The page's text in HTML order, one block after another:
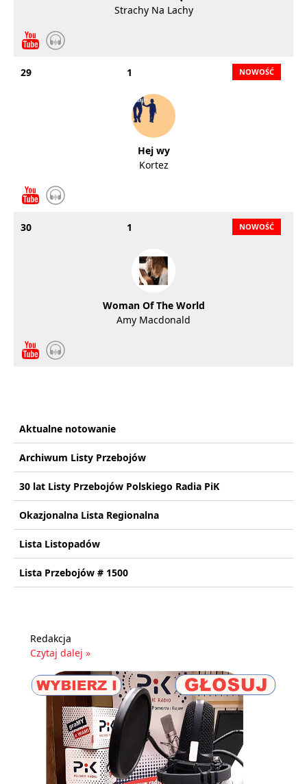
Strachy Na Lachy
29 1
Hej wy
Kortez
30 1
Woman Of The World
Amy Macdonald
Aktualne notowanie
Archiwum Listy Przebojów
30 lat Listy Przebojów Polskiego Radia PiK
Okazjonalna Lista Regionalna
Lista Listopadów
Lista Przebojów # 1500
Redakcja
Czytaj dalej »